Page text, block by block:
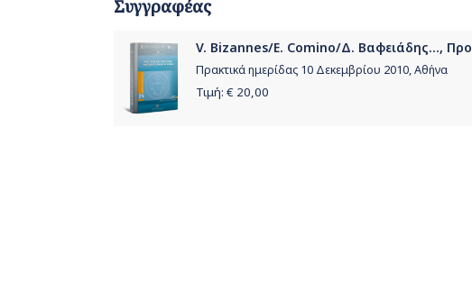
Συγγραφέας
V. Bizannes/E. Comino/Δ. Βαφειάδης...,
Πρακτικά ημερίδας 10 Δεκεμβρίου 2010, Αθήνα
Τιμή: € 20,00